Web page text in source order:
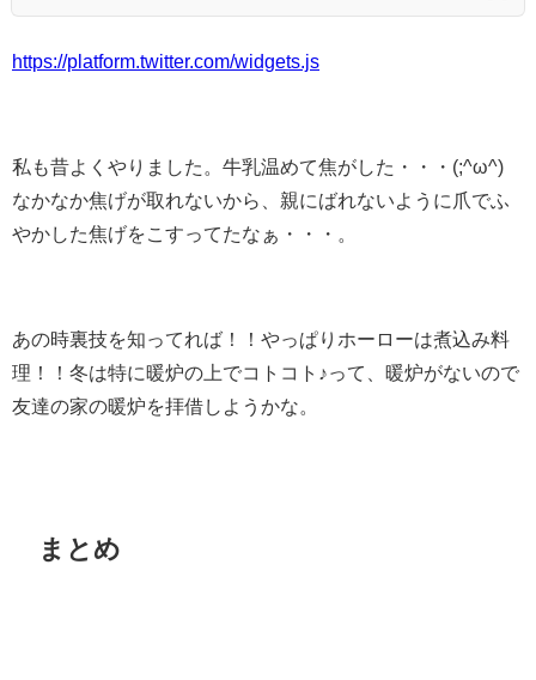
https://platform.twitter.com/widgets.js
私も昔よくやりました。牛乳温めて焦がした・・・(;^ω^)
なかなか焦げが取れないから、親にばれないように爪でふ
やかした焦げをこすってたなぁ・・・。
あの時裏技を知ってれば！！やっぱりホーローは煮込み料
理！！冬は特に暖炉の上でコトコト♪って、暖炉がないので
友達の家の暖炉を拝借しようかな。
まとめ